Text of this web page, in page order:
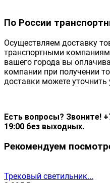
По России
Осуществляем доставку
транспортными
вашего города вы
компании при получении
доставки можете
Есть вопросы? Звоните!
19:00 без выходных.
Рекомендуем
Трековый светильник...